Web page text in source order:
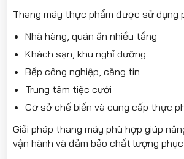
Thang máy thực phẩm được sử dụng
Nhà hàng, quán ăn nhiều tầng
Khách sạn, khu nghỉ dưỡng
Bếp công nghiệp, căng tin
Trung tâm tiệc cưới
Cơ sở chế biến và cung cấp thực
Giải pháp thang máy phù hợp giúp
vận hành và đảm bảo chất lượng phục